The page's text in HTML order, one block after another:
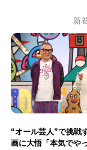
新
“オール芸人”で挑戦
画に大悟「本気でや